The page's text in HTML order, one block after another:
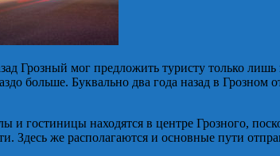
Грозный мог предложить туристу только
больше. Буквально два года назад в
и гостиницы находятся в центре Грозного,
Здесь же располагаются и основные пути